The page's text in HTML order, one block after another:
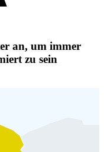
an, um immer
zu sein